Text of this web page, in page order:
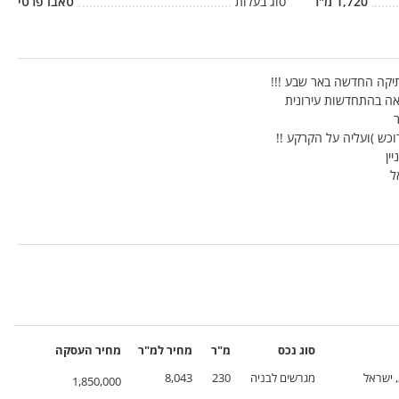
בהתחדשות עירונית
)ועליה על הקרקע !!
סוג נכס מ"ר מחירלמ"ר מחיר העסקה
ישראל
מגרשים לבניה 230
8,043
1,850,000